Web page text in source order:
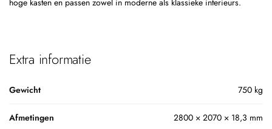
Extra informatie
Gewicht 750 kg
Afmetingen 2800 × 2070 × 18,3 mm